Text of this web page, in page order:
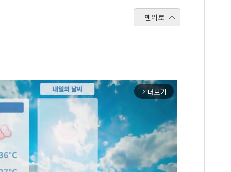
맨위로
arrow_forward_ios 더보기